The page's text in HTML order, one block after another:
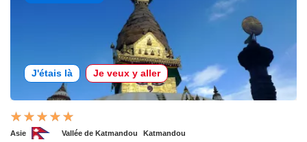
J'étais là Je veux y aller
Asie Vallée de Katmandou Katmandou